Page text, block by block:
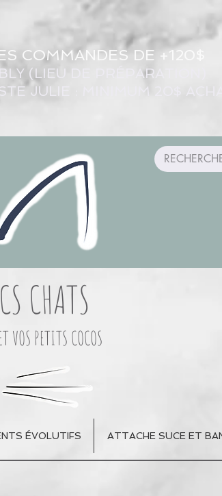
COMMANDES DE +120$
(LIEU DE PRÉPARATION)
JULIE : MINIMUM 20$
CHATS
PETITS COCOS
ÉVOLUTIFS ATTACHE SUCE ET